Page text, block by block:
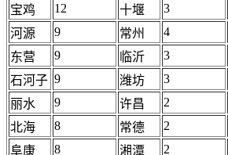
宝鸡
12 十堰 3
河源
9 常州 4
东营
9 临沂 3
石河子 9 潍坊 3
丽水
9 许昌 2
北海
8 常德 2
阜康
8 湘潭 2